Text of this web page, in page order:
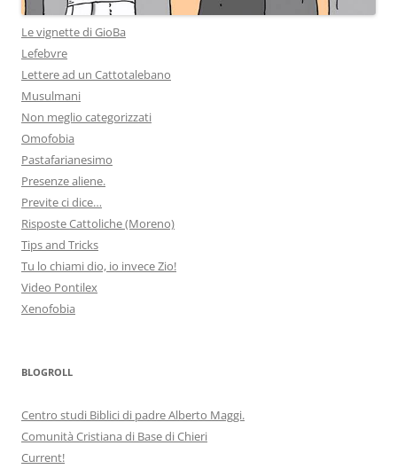
Le vignette di GioBa
Lefebvre
Lettere ad un Cattotalebano
Musulmani
Non meglio categorizzati
Omofobia
Pastafarianesimo
Presenze aliene.
Previte ci dice…
Risposte Cattoliche (Moreno)
Tips and Tricks
Tu lo chiami dio, io invece Zio!
Video Pontilex
Xenofobia
BLOGROLL
Centro studi Biblici di padre Alberto Maggi.
Comunità Cristiana di Base di Chieri
Current!